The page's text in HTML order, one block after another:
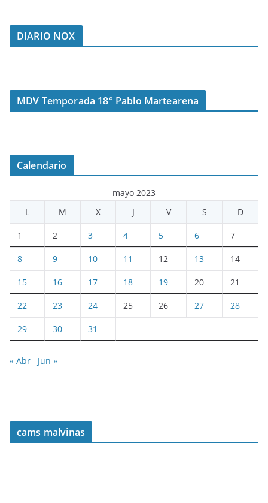
DIARIO NOX
MDV Temporada 18° Pablo Martearena
Calendario
mayo 2023
L
M X J V S D
1 2 3 4 5 6 7
8 9 10 11 12 13 14
15 16 17 18 19 20 21
22 23 24 25 26 27 28
29 30 31
« Abr Jun »
cams malvinas